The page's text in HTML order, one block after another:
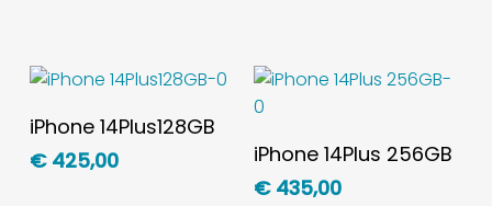
Toevoegen Aan
iPhone 14Plus128GB
€425,00
Toevoegen Aan
iPhone 14Plus 256GB
€435,00